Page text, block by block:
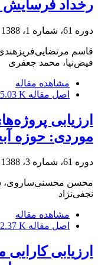
رخداد فرسایش
دوره 61، شماره 1، 1388
قاسم
فیض‌نیا، محمد جعفری
مشاهده مقاله
اصل مقاله K
ارزیابی
موردی: حوزه
دوره 61، شماره 3، 1388
محسن محسنی‌ساروی،
نجفی‌نژاد
مشاهده مقاله
اصل مقاله K
ارزیابی